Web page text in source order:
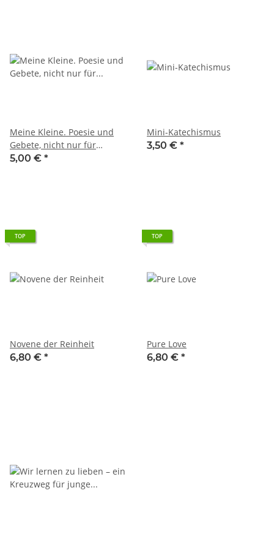
Meine Kleine. Poesie und
Gebete, nicht nur für
Mädchen
5,00 € *
Mini-Katechismus
3,50 € *
TOP
Novene der Reinheit
6,80 € *
TOP
Pure Love
6,80 € *